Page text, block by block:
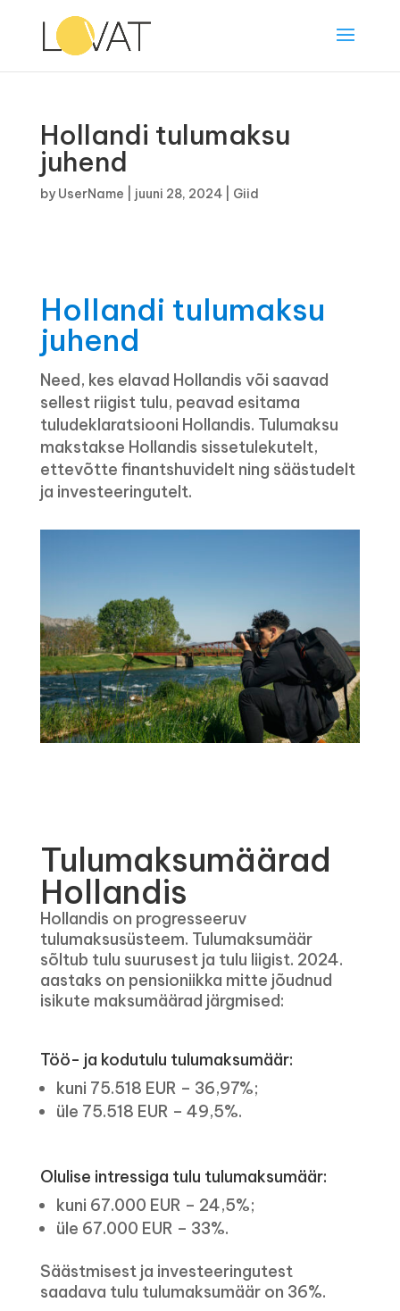
Hollandi tulumaksu
juhend
by UserName juuni 28, 2024| Giid
Hollandi tulumaksu
juhend
Need, kes elavad Hollandis või saavad
sellest riigist tulu, peavad esitama
tuludeklaratsiooni Hollandis. Tulumaksu
makstakse Hollandis sissetulekutelt,
ettevõtte finantshuvidelt ning säästudelt
ja investeeringutelt.
Tulumaksumäärad
Hollandis
Hollandis on progresseeruv
tulumaksusüsteem. Tulumaksumäär
sõltub tulu suurusest ja tulu liigist. 2024.
aastaks on pensioniikka mitte jõudnud
isikute maksumäärad järgmised:
Töö- ja kodutulu tulumaksumäär:
kuni 75.518 EUR – 36,97%;
üle 75.518 EUR – 49,5%.
Olulise intressiga tulu tulumaksumäär:
kuni 67.000 EUR – 24,5%;
üle 67.000 EUR – 33%.
Säästmisest ja investeeringutest
saadava tulu tulumaksumäär on 36%.